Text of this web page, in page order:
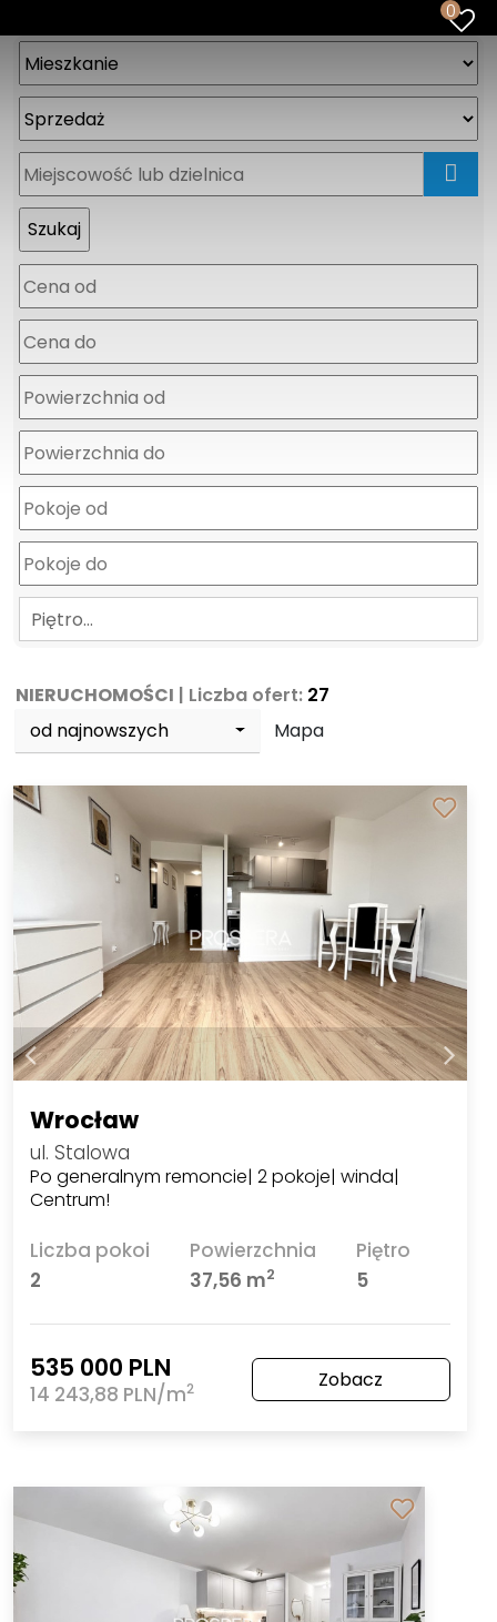
0
Piętro…
NIERUCHOMOŚCI | Liczba ofert: 27
od najnowszych
Mapa
Wrocław
ul. Stalowa
Po generalnym remoncie| 2 pokoje| winda|
Centrum!
Liczba pokoi
2
Powierzchnia
37,56 m2
Piętro
5
535 000 PLN
14 243,88 PLN/m2 Zobacz